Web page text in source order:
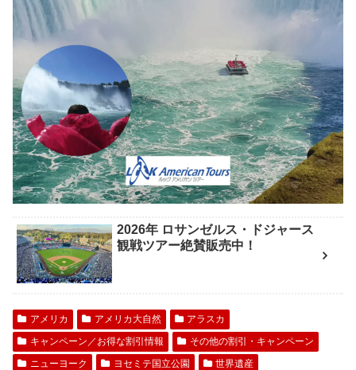
2026年 ロサンゼルス・ドジャース
観戦ツアー絶賛販売中！
アメリカ アメリカ大自然
アラスカ
キャンペーン／お得な割引情報
その他の割引・キャンペーン
ニューヨーク
ヨセミテ国立公園
世界遺産